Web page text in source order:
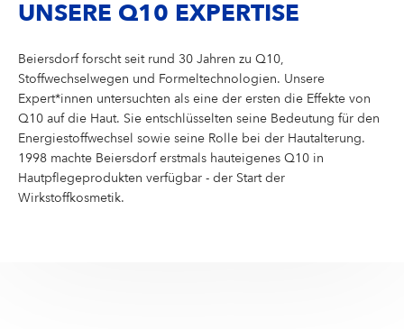
UNSERE Q10 EXPERTISE
Beiersdorf forscht seit rund 30 Jahren zu Q10,
Stoffwechselwegen und Formeltechnologien. Unsere
Expert*innen untersuchten als eine der ersten die Effekte von
Q10 auf die Haut. Sie entschlüsselten seine Bedeutung für den
Energiestoffwechsel sowie seine Rolle bei der Hautalterung.
1998 machte Beiersdorf erstmals hauteigenes Q10 in
Hautpflegeprodukten verfügbar - der Start der
Wirkstoffkosmetik.